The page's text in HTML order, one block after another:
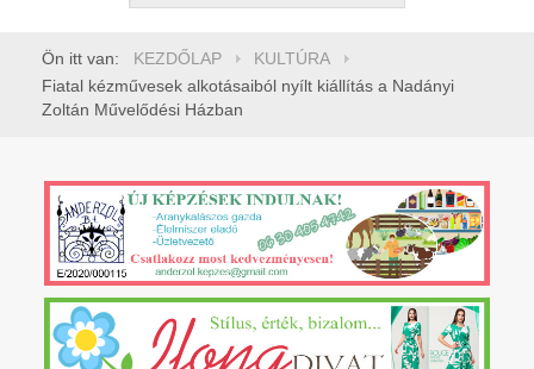
Ön itt van: KEZDŐLAP
KULTÚRA
Fiatal kézművesek alkotásaiból nyílt kiállítás a Nadányi
Zoltán Művelődési Házban